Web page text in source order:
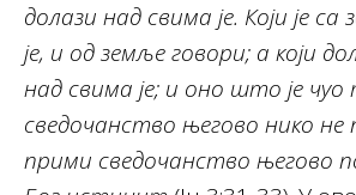
долази над свима је. Који је
је, и од земље говори; а који
над свима је; и оно што је чуо
сведочанство његово нико не
прими сведочанство његово